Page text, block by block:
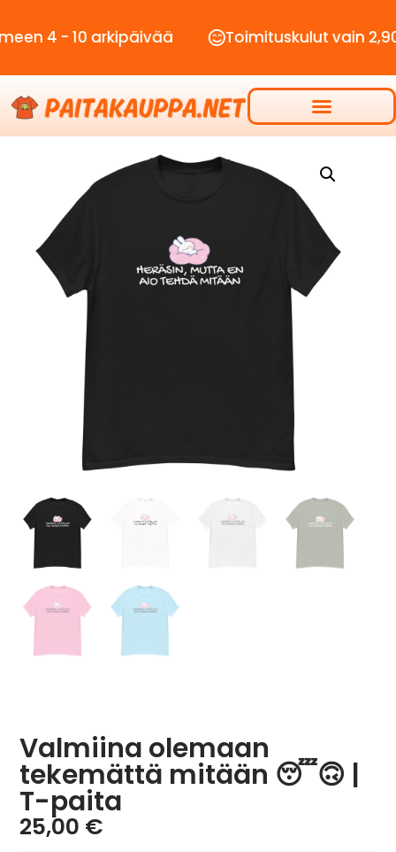
10 arkipäivää Toimituskulut vain 2,90€
Valmiina olemaan
tekemättä mitään 😴🙃 |
T-paita
25,00 €